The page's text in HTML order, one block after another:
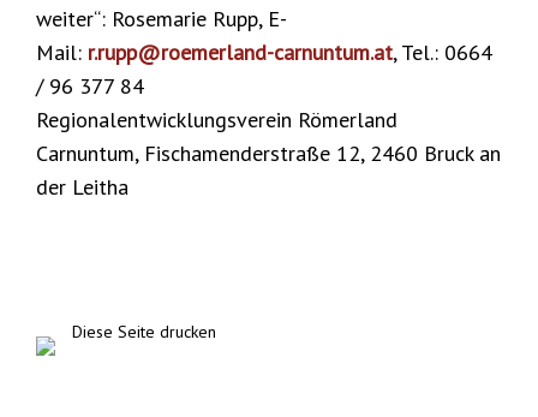
weiter“: Rosemarie Rupp, E-
Mail: r.rupp@roemerland-carnuntum.at, Tel.: 0664
/ 96 377 84
Regionalentwicklungsverein Römerland
Carnuntum, Fischamenderstraße 12, 2460 Bruck an
der Leitha
Diese Seite drucken